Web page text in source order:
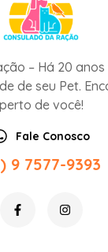
– Há 20
de seu Pet.
perto de você!
Fale Conosco
9 7577-9393